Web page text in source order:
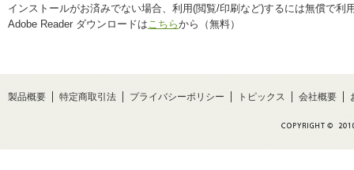
インストールがお済みでない場合、利用(閲覧/印刷など)するには無償で利
Adobe Reader ダウンロードはこちらから（無料）
製品概要 特定商取引法 プライバシーポリシー トピックス 会社概要